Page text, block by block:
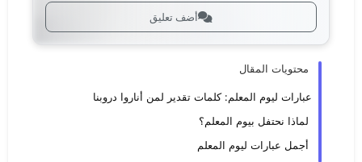
أضف تعليق
محتويات المقال
عبارات ليوم المعلم: كلمات تقدير لمن أناروا دروبنا
لماذا نحتفل بيوم المعلم؟
أجمل عبارات ليوم المعلم